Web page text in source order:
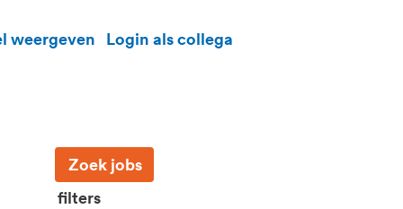
weergeven Login als collega
filters